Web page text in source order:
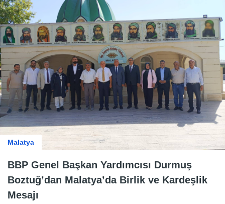
Malatya
BBP Genel Başkan Yardımcısı Durmuş
Boztuğ’dan Malatya’da Birlik ve Kardeşlik
Mesajı